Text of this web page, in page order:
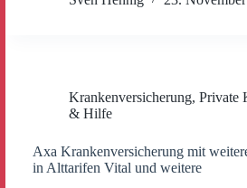
Krankenversicherung, Private
& Hilfe
Axa Krankenversicherung mit
in Alttarifen Vital und weitere